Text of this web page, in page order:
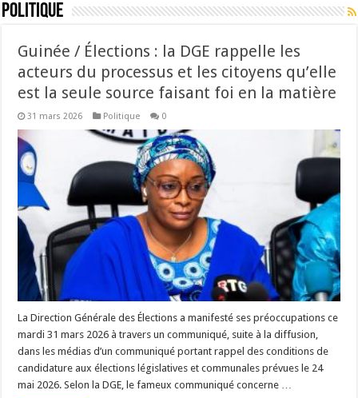
Politique
Guinée / Élections : la DGE rappelle les
acteurs du processus et les citoyens qu’elle
est la seule source faisant foi en la matière
31 mars 2026 Politique 0
La Direction Générale des Élections a manifesté ses préoccupations ce
mardi 31 mars 2026 à travers un communiqué, suite à la diffusion,
dans les médias d’un communiqué portant rappel des conditions de
candidature aux élections législatives et communales prévues le 24
mai 2026. Selon la DGE, le fameux communiqué concerne …